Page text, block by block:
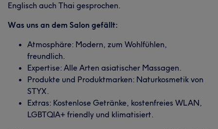
Englisch auch Thai gesprochen.
Was uns an dem Salon gefällt:
Atmosphäre: Modern, zum Wohlfühlen,
freundlich.
Expertise: Alle Arten asiatischer Massagen.
Produkte und Produktmarken: Naturkosmetik von
STYX.
Extras: Kostenlose Getränke, kostenfreies WLAN,
LGBTQIA+ friendly und klimatisiert.